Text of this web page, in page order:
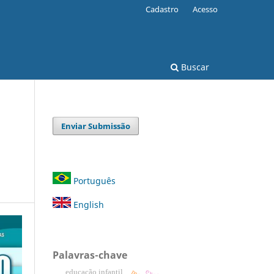
Buscar
Cadastro Acesso
Enviar Submissão
Português
English
Palavras-chave
educação infantil